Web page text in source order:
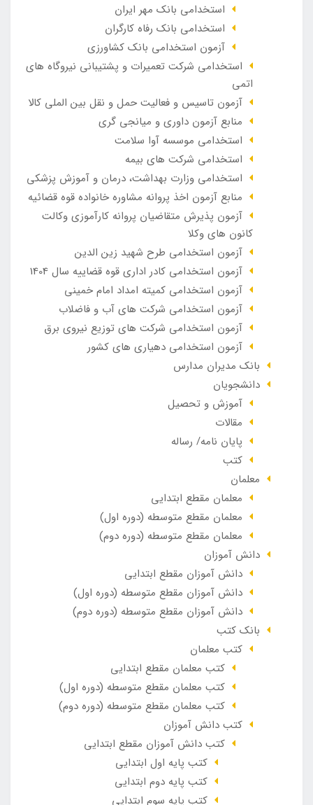
استخدامی بانک مهر ایران
استخدامی بانک رفاه کارگران
آزمون استخدامی بانک کشاورزی
استخدامی شرکت تعمیرات و پشتیبانی نیروگاه های
اتمی
آزمون تاسیس و فعالیت حمل و نقل بین الملی کالا
منابع آزمون داوری و میانجی گری
استخدامی موسسه آوا سلامت
استخدامی شرکت های بیمه
استخدامی وزارت بهداشت، درمان و آموزش پزشکی
منابع آزمون اخذ پروانه مشاوره خانواده قوه قضائیه
آزمون پذیرش متقاضیان پروانه کارآموزی وکالت
کانون های وکلا
آزمون استخدامی طرح شهید زین الدین
آزمون استخدامی کادر اداری قوه قضاییه سال 1404
آزمون استخدامی کمیته امداد امام خمینی
آزمون استخدامی شرکت های آب و فاضلاب
آزمون استخدامی شرکت های توزیع نیروی برق
آزمون استخدامی دهیاری های کشور
بانک مدیران مدارس
دانشجویان
آموزش و تحصیل
مقالات
پایان نامه/ رساله
کتب
معلمان
معلمان مقطع ابتدایی
معلمان مقطع متوسطه (دوره اول)
معلمان مقطع متوسطه (دوره دوم)
دانش آموزان
دانش آموزان مقطع ابتدایی
دانش آموزان مقطع متوسطه (دوره اول)
دانش آموزان مقطع متوسطه (دوره دوم)
بانک کتب
کتب معلمان
کتب معلمان مقطع ابتدایی
کتب معلمان مقطع متوسطه (دوره اول)
کتب معلمان مقطع متوسطه (دوره دوم)
کتب دانش آموزان
کتب دانش آموزان مقطع ابتدایی
کتب پایه اول ابتدایی
کتب پایه دوم ابتدایی
کتب پایه سوم ابتدایی